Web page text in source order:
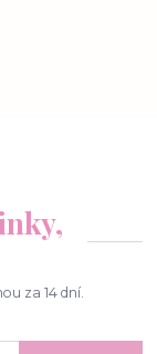
za 14 dní.